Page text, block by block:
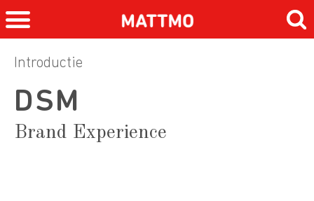
Introductie
DSM
Brand Experience